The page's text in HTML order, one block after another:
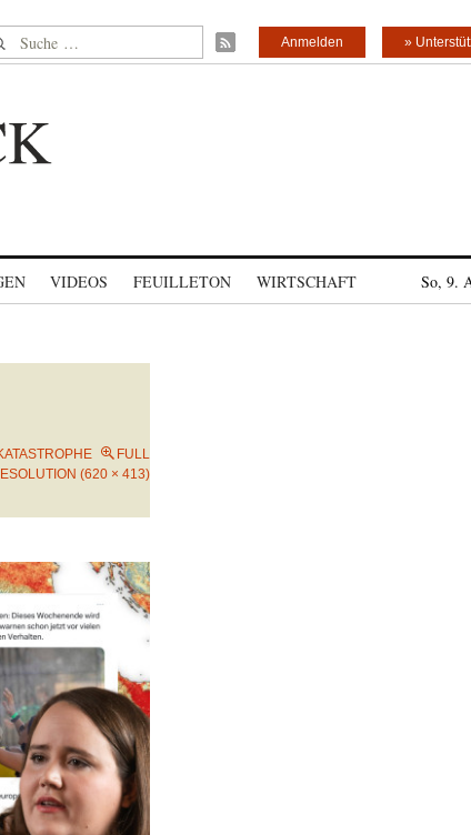
nach: »
Anmelden
VIDEOS FEUILLETON WIRTSCHAFT So, 9.
FULL
(620 × 413)